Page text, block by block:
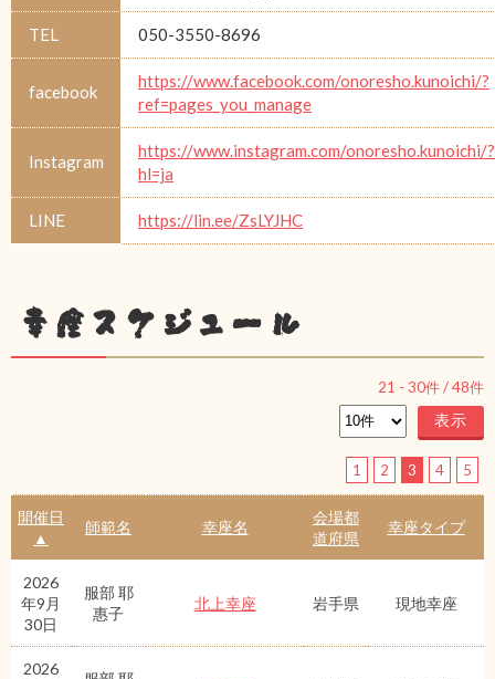
TEL 050-3550-8696
facebook
https://www.facebook.com/onoresho.kunoichi/?
ref=pages_you_manage
Instagram
https://www.instagram.com/onoresho.kunoichi/?
hl=ja
LINE https://lin.ee/ZsLYJHC
幸座スケジュール
21 - 30件 /48件
1 2 3 4 5
開催日
▲
師範名 幸座名
会場都
道府県
幸座タイプ
2026
年9月
30日
服部 耶
惠子
北上幸座 岩手県 現地幸座
2026